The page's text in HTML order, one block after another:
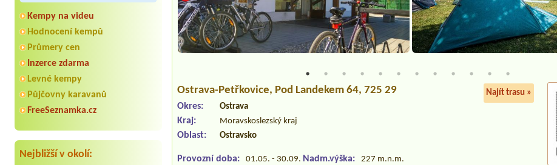
Kempy na videu
Hodnocení kempů
Průmery cen
Inzerce zdarma
Levné kempy
Půjčovny karavanů
FreeSeznamka.cz
Nejbližší v okolí:
Ostrava-Petřkovice, Pod Landekem 64, 725 29 Najít trasu »
Okres: Ostrava
Kraj: Moravskoslezský kraj
Oblast: Ostravsko
Provozní doba: 01.05. - 30.09. Nadm.výška: 227 m.n.m.